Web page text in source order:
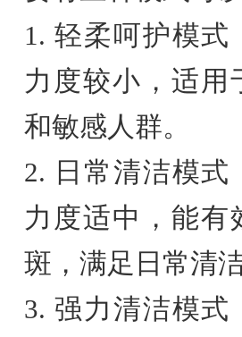
1. 轻柔呵护模式
力度较小，适用
和敏感人群。
2. 日常清洁模式
力度适中，能有
斑，满足日常清洁
3. 强力清洁模式